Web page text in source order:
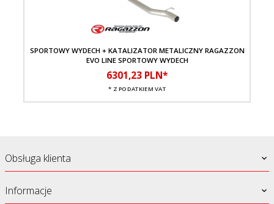
SPORTOWY WYDECH + KATALIZATOR METALICZNY RAGAZZON
EVO LINE SPORTOWY WYDECH
6301,23 PLN*
* Z PODATKIEM VAT
Obsługa klienta
Informacje